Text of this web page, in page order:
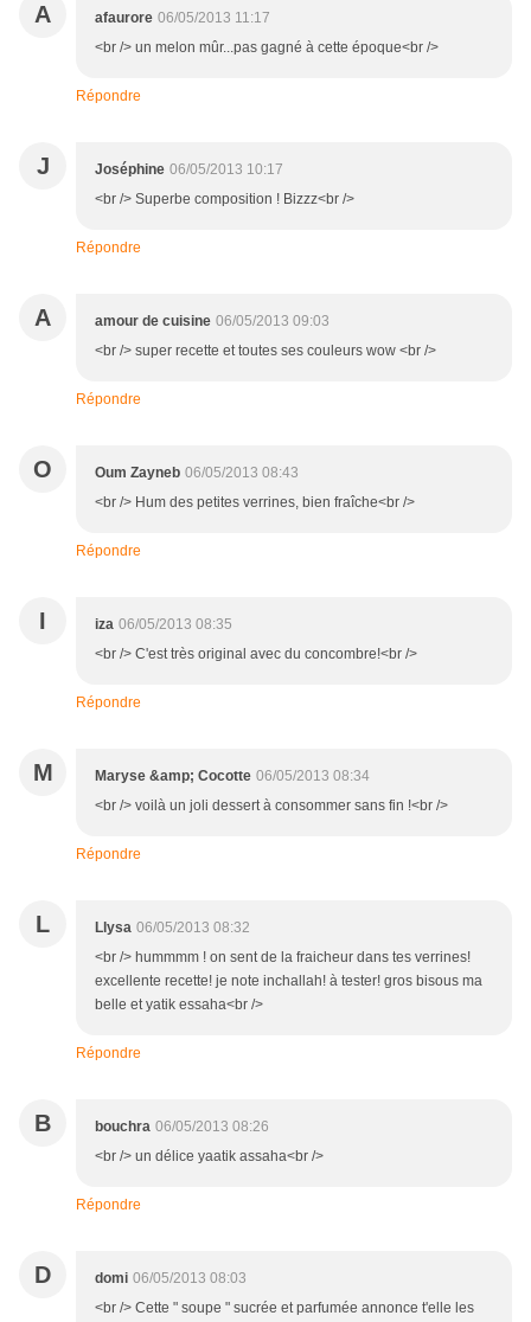
A afaurore 06/05/2013 11:17
<br /> un melon mûr...pas gagné à cette époque<br />
Répondre
J Joséphine 06/05/2013 10:17
<br /> Superbe composition ! Bizzz<br />
Répondre
A amour de cuisine 06/05/2013 09:03
<br /> super recette et toutes ses couleurs wow <br />
Répondre
O Oum Zayneb 06/05/2013 08:43
<br /> Hum des petites verrines, bien fraîche<br />
Répondre
I iza 06/05/2013 08:35
<br /> C'est très original avec du concombre!<br />
Répondre
M Maryse &amp; Cocotte 06/05/2013 08:34
<br /> voilà un joli dessert à consommer sans fin !<br />
Répondre
L Llysa 06/05/2013 08:32
<br /> hummmm ! on sent de la fraicheur dans tes verrines!
excellente recette! je note inchallah! à tester! gros bisous ma
belle et yatik essaha<br />
Répondre
B bouchra 06/05/2013 08:26
<br /> un délice yaatik assaha<br />
Répondre
D domi 06/05/2013 08:03
<br /> Cette " soupe " sucrée et parfumée annonce t'elle les